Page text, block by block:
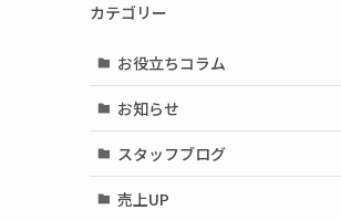
カテゴリー
お役立ちコラム
お知らせ
スタッフブログ
売上UP